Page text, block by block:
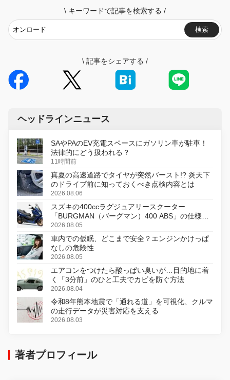
\ キーワードで記事を検索する /
検索
\ 記事をシェアする /
ヘッドラインニュース
SAやPAのEV充電スペースにガソリン車が駐車！
法律的にどう扱われる？
11時間前
真夏の高速道路でタイヤが突然バースト!? 炎天下
のドライブ前に知っておくべき点検内容とは
2026.08.06
スズキの400ccラグジュアリースクーター
「BURGMAN（バーグマン）400 ABS」の仕様を
変更し、8月18日に発売
2026.08.05
車内での仮眠、どこまで安全？エンジンかけっぱ
なしの危険性
2026.08.05
エアコンをつけたら酸っぱい臭いが…目的地に着
く「3分前」のひと工夫でカビを防ぐ方法
2026.08.04
令和8年熊本地震で「通れる道」を可視化、クルマ
の走行データが災害対応を支える
2026.08.03
著者プロフィール